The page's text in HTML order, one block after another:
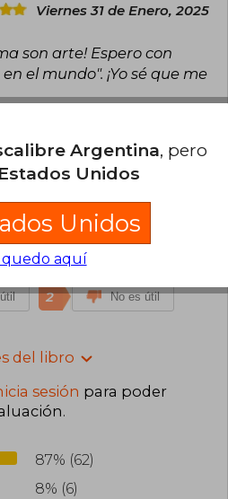
Viernes 31 de Enero, 2025
son arte! Espero con
el mundo". ¡Yo sé que me
Miércoles 22 de
inmaa, y ya me encargue
2 No es útil
del libro
sesión para poder
.
87% (62)
8% (6)
Argentina, pero
Estados Unidos
Unidos
quedo aquí